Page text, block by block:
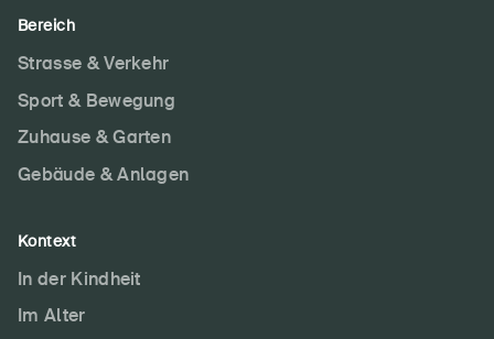
Bereich
Strasse & Verkehr
Sport & Bewegung
Zuhause & Garten
Gebäude & Anlagen
Kontext
In der Kindheit
Im Alter